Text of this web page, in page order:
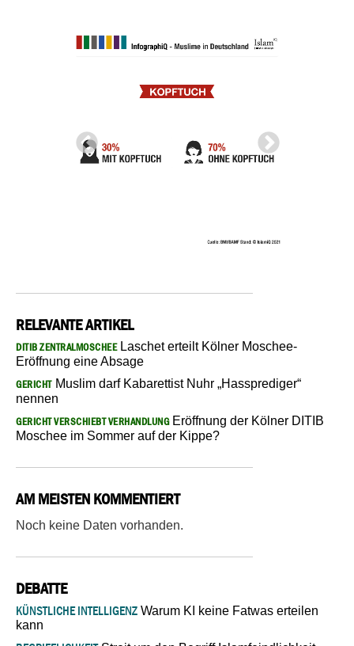
RELEVANTE ARTIKEL
DITIB ZENTRALMOSCHEELaschet erteilt Kölner Moschee-
Eröffnung eine Absage
GERICHTMuslim darf Kabarettist Nuhr „Hassprediger“
nennen
GERICHT VERSCHIEBT VERHANDLUNGEröffnung der Kölner DITIB
Moschee im Sommer auf der Kippe?
AM MEISTEN KOMMENTIERT
Noch keine Daten vorhanden.
DEBATTE
KÜNSTLICHE INTELLIGENZ Warum KI keine Fatwas erteilen
kann